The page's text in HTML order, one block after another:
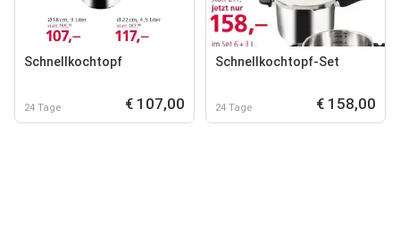
Schnellkochtopf
24 Tage € 107,00
Schnellkochtopf-Set
24 Tage € 158,00